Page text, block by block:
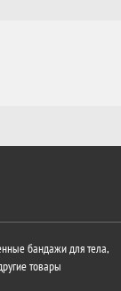
бандажи для тела,
товары